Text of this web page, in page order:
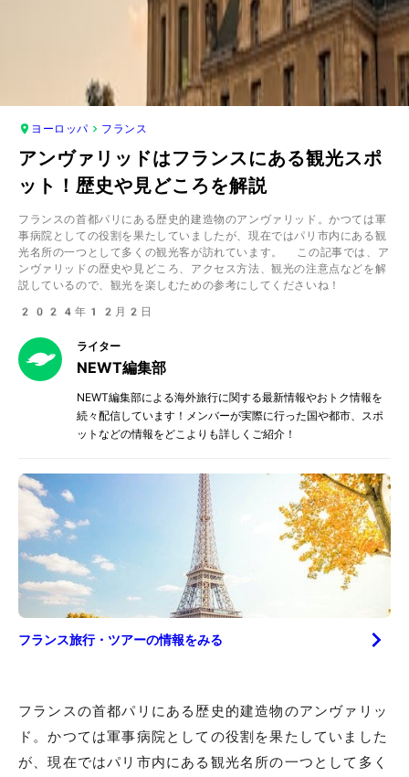
ヨーロッパ フランス
アンヴァリッドはフランスにある観光スポ
ット！歴史や見どころを解説
フランスの首都パリにある歴史的建造物のアンヴァリッド。かつては軍
事病院としての役割を果たしていましたが、現在ではパリ市内にある観
光名所の一つとして多くの観光客が訪れています。 この記事では、ア
ンヴァリッドの歴史や見どころ、アクセス方法、観光の注意点などを解
説しているので、観光を楽しむための参考にしてくださいね！
2024年12月2日
ライター
NEWT編集部
NEWT編集部による海外旅行に関する最新情報やおトク情報を
続々配信しています！メンバーが実際に行った国や都市、スポ
ットなどの情報をどこよりも詳しくご紹介！
フランス旅行・ツアーの情報をみる
フランスの首都パリにある歴史的建造物のアンヴァリッ
ド。かつては軍事病院としての役割を果たしていました
が、現在ではパリ市内にある観光名所の一つとして多く